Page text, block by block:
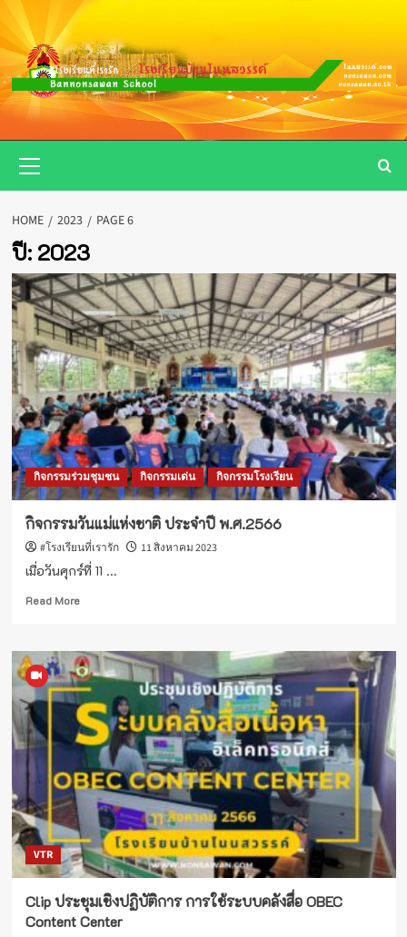
Skip
content
Menu
HOME 2023 PAGE 6
ปี: 2023
กิจกรรมร่วมชุมชน กิจกรรมเด่น กิจกรรมโรงเรียน
กิจกรรมวันแม่แห่งชาติ ประจำปี พ.ศ.2566
#โรงเรียนที่เรารัก 11 สิงหาคม 2023
เมื่อวันศุกร์ที่ 11 ...
Read MoreRead
กิจกรรม
วัน
แม่
แห่ง
ชาติ
ประจำ
ปี
พ.ศ.2566
VTR
Clip ประชุมเชิงปฏิบัติการ การใช้ระบบคลังสื่อ OBEC
Content Center